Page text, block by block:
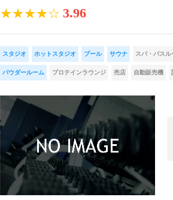
★★★★☆ 3.96
スタジオ ホットスタジオ プール サウナ スパ・バスル
パウダールーム プロテインラウンジ 売店 自動販売機